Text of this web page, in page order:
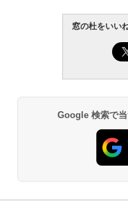
窓の杜をいい
Google 検索で